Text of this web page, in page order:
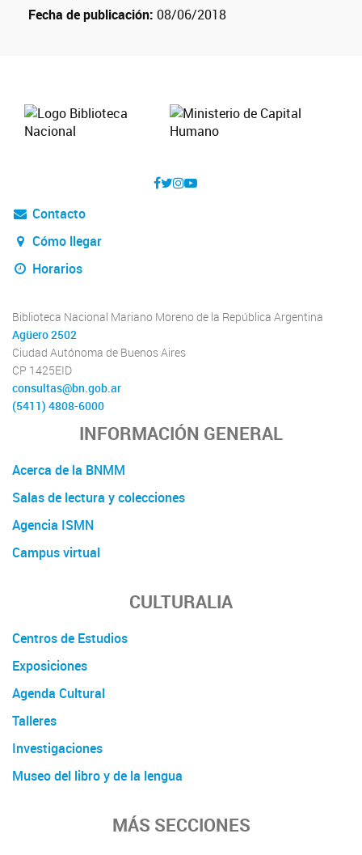
Fecha de publicación: 08/06/2018
Contacto
Cómo llegar
Horarios
Biblioteca Nacional Mariano Moreno de la República Argentina
Agüero 2502
Ciudad Autónoma de Buenos Aires
CP 1425EID
consultas@bn.gob.ar
(5411) 4808-6000
INFORMACIÓN GENERAL
Acerca de la BNMM
Salas de lectura y colecciones
Agencia ISMN
Campus virtual
CULTURALIA
Centros de Estudios
Exposiciones
Agenda Cultural
Talleres
Investigaciones
Museo del libro y de la lengua
MÁS SECCIONES